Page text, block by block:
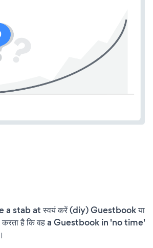
a stab at स्वयं करें (diy) Guestbook या
करता है कि वह a Guestbook in 'no time'